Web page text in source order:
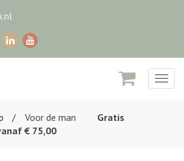
Voor de man
Gratis
€ 75,00